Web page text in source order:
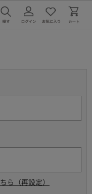
ら（再設定）